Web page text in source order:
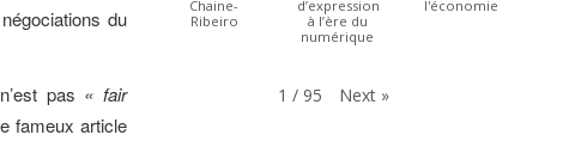
du
pas « fair
fameux article
Chaine-
Ribeiro
d’expression
à l’ère du
numérique
l'économie
1 / 95 Next »